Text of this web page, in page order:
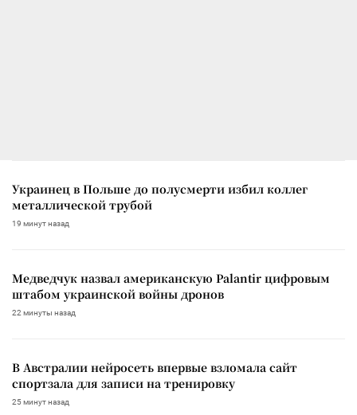
Украинец в Польше до полусмерти избил коллег
металлической трубой
19 минут назад
Медведчук назвал американскую Palantir цифровым
штабом украинской войны дронов
22 минуты назад
В Австралии нейросеть впервые взломала сайт
спортзала для записи на тренировку
25 минут назад